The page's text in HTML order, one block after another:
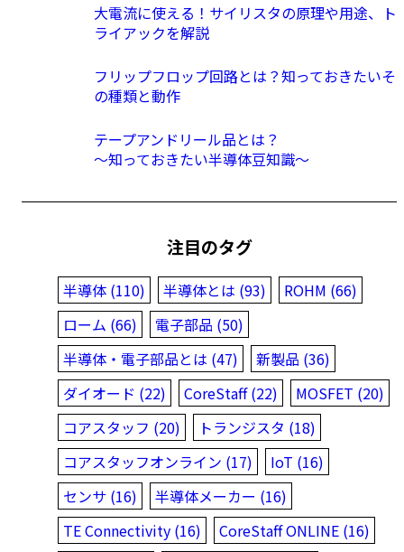
大電流に使える！サイリスタの原理や用途、ト
ライアックを解説
フリップフロップ回路とは？知っておきたいそ
の種類と動作
テープアンドリール品とは？
〜知っておきたい半導体豆知識〜
注目のタグ
半導体 (110) 半導体とは (93)
ROHM (66)
ローム (66)
電子部品 (50)
半導体・電子部品とは (47)
新製品 (36)
ダイオード (22)
CoreStaff (22)
MOSFET (20)
コアスタッフ (20)
トランジスタ (18)
コアスタッフオンライン (17)
IoT (16)
センサ (16)
半導体メーカー (16)
TE Connectivity (16)
CoreStaff ONLINE (16)